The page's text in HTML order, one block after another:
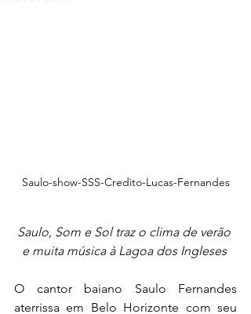
Saulo-show-SSS-Credito-Lucas-Fernandes
Saulo, Som e Sol traz o clima de verão
e muita música à Lagoa dos Ingleses
O cantor baiano Saulo Fernandes
aterrissa em Belo Horizonte com seu